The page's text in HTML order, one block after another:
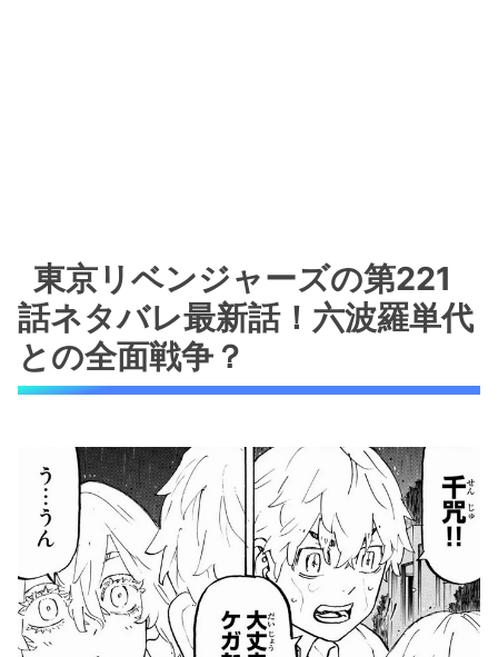
東京リベンジャーズの第221
話ネタバレ最新話！六波羅単代
との全面戦争？